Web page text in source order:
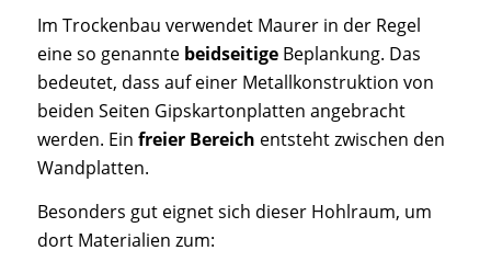
Im Trockenbau verwendet Maurer in der Regel
eine so genannte beidseitigeBeplankung. Das
bedeutet, dass auf einer Metallkonstruktion von
beiden Seiten Gipskartonplatten angebracht
werden. Ein freier Bereich entsteht zwischen den
Wandplatten.
Besonders gut eignet sich dieser Hohlraum, um
dort Materialien zum: